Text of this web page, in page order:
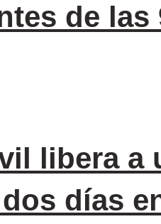
de las
libera a
días